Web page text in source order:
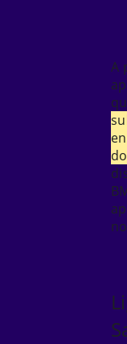
A